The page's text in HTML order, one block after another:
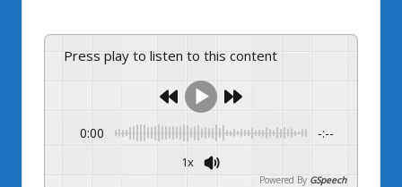
Press play to listen to this content
0:00 -:--
1x
Powered By GSpeech